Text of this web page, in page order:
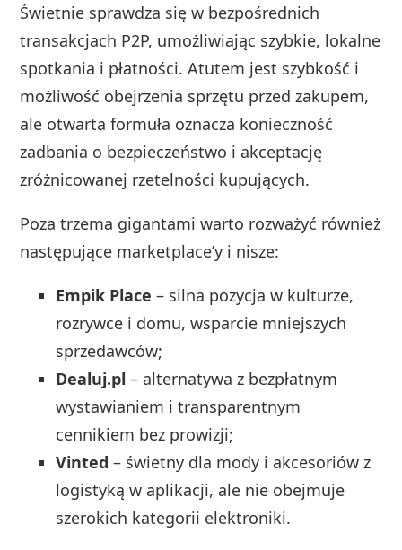
Świetnie sprawdza się w bezpośrednich
transakcjach P2P, umożliwiając szybkie, lokalne
spotkania i płatności. Atutem jest szybkość i
możliwość obejrzenia sprzętu przed zakupem,
ale otwarta formuła oznacza konieczność
zadbania o bezpieczeństwo i akceptację
zróżnicowanej rzetelności kupujących.
Poza trzema gigantami warto rozważyć również
następujące marketplace’y i nisze:
Empik Place – silna pozycja w kulturze,
rozrywce i domu, wsparcie mniejszych
sprzedawców;
Dealuj.pl – alternatywa z bezpłatnym
wystawianiem i transparentnym
cennikiem bez prowizji;
Vinted – świetny dla mody i akcesoriów z
logistyką w aplikacji, ale nie obejmuje
szerokich kategorii elektroniki.